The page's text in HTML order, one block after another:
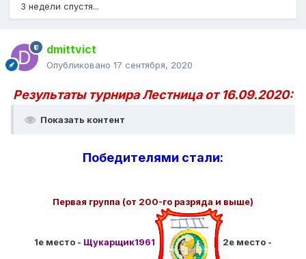
3 недели спустя...
dmittvict
Опубликовано 17 сентября, 2020
Результаты турнира Лестница от 16.09.2020:
Показать контент
Победителями стали:
Первая группа (от 200-го разряда и выше)
1е место - Щукарщик1961 2е место -